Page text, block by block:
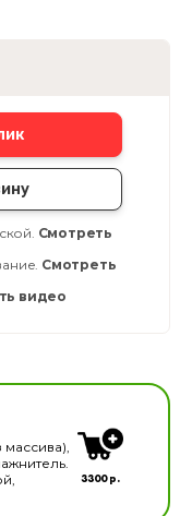
Смотреть
Смотреть
видео
инструментов
массива),
3300 р.